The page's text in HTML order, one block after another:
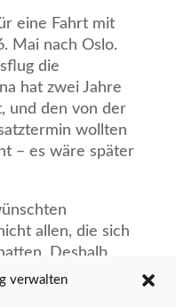
verwalten
eine Fahrt mit
Mai nach Oslo.
die
hat zwei Jahre
und den von der
wollten
– es wäre später
allen, die sich
Deshalb
für den Ausflug